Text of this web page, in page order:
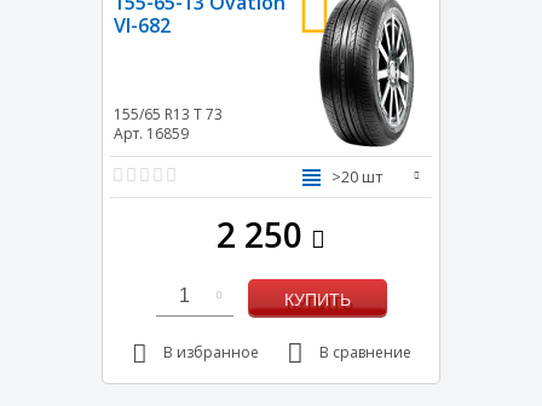
VI-682
155/65 R13 T73
Арт. 16859
>20 шт
2 250
1 КУПИТЬ
В избранное В сравнение